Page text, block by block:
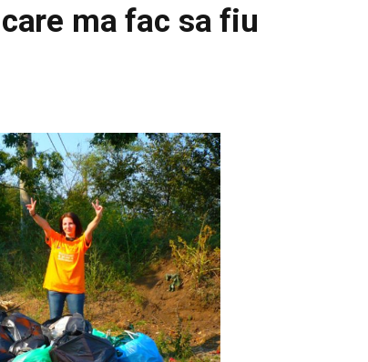
ma fac sa fiu